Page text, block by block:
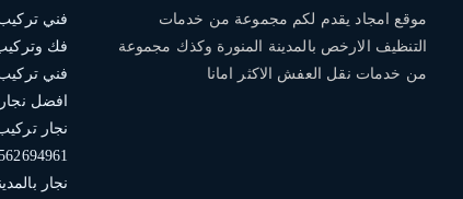
موقع امجاد يقدم لكم مجموعة من خدمات
التنظيف الارخص بالمدينة المنورة وكذك مجموعة
من خدمات نقل العفش الاكثر امانا
فك
افضل نجار
نجار
0562694961 | افضل